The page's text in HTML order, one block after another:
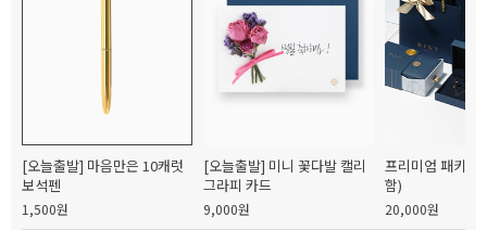
[오늘출발] 마음만은 10캐럿
보석펜
1,500원
[오늘출발] 미니 꽃다발 캘리
그라피 카드
9,000원
프리미엄 패키지
함)
20,000원